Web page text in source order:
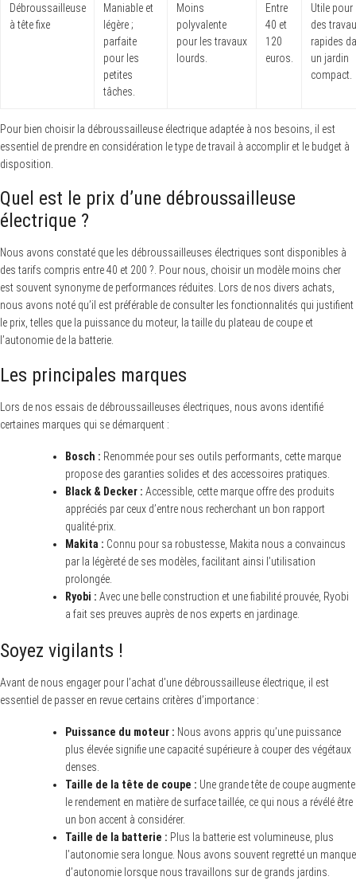
Débroussailleuse
à tête fixe
Maniable et
légère ;
parfaite
pour les
petites
tâches.
Moins
polyvalente
pour les travaux
lourds.
Entre
40 et
120
euros.
Utile pour
des
rapides
un jardin
compact.
Pour bien choisir la débroussailleuse électrique adaptée à nos besoins, il est
essentiel de prendre en considération le type de travail à accomplir et le budget à
disposition.
Quel est le prix d’une débroussailleuse
électrique ?
Nous avons constaté que les débroussailleuses électriques sont disponibles à
des tarifs compris entre 40 et 200 ?. Pour nous, choisir un modèle moins cher
est souvent synonyme de performances réduites. Lors de nos divers achats,
nous avons noté qu’il est préférable de consulter les fonctionnalités qui justifient
le prix, telles que la puissance du moteur, la taille du plateau de coupe et
l’autonomie de la batterie.
Les principales marques
Lors de nos essais de débroussailleuses électriques, nous avons identifié
certaines marques qui se démarquent :
Bosch : Renommée pour ses outils performants, cette marque
propose des garanties solides et des accessoires pratiques.
Black & Decker : Accessible, cette marque offre des produits
appréciés par ceux d’entre nous recherchant un bon rapport
qualité-prix.
Makita : Connu pour sa robustesse, Makita nous a convaincus
par la légèreté de ses modèles, facilitant ainsi l’utilisation
prolongée.
Ryobi : Avec une belle construction et une fiabilité prouvée, Ryobi
a fait ses preuves auprès de nos experts en jardinage.
Soyez vigilants !
Avant de nous engager pour l’achat d’une débroussailleuse électrique, il est
essentiel de passer en revue certains critères d’importance :
Puissance du moteur : Nous avons appris qu’une puissance
plus élevée signifie une capacité supérieure à couper des végétaux
denses.
Taille de la tête de coupe : Une grande tête de coupe augmente
le rendement en matière de surface taillée, ce qui nous a révélé être
un bon accent à considérer.
Taille de la batterie : Plus la batterie est volumineuse, plus
l’autonomie sera longue. Nous avons souvent regretté un manque
d’autonomie lorsque nous travaillons sur de grands jardins.